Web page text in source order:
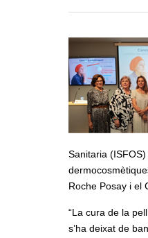
Sanitaria
Roche Posay i el
“La cura de la
s’ha deixat de